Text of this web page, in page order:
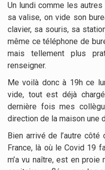
Un lundi comme les
sa valise, on vide son
clavier, sa souris, sa
même ce téléphone de
mais tellement plus
renseigner.
Me voilà donc à 19h ce
vide, tout est déjà
dernière fois mes
direction de la maison une
Bien arrivé de l’autre côté
France, là où le Covid 19
m’a vu naître, est en